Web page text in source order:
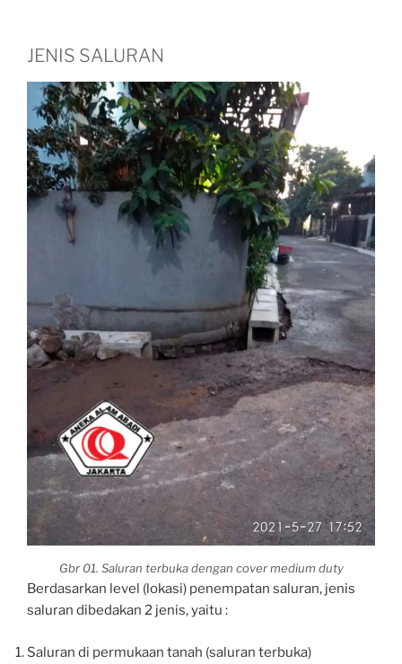
JENIS SALURAN
Gbr 01. Saluran terbuka dengan cover medium duty
Berdasarkan level (lokasi) penempatan saluran, jenis
saluran dibedakan 2 jenis, yaitu :
Saluran di permukaan tanah (saluran terbuka)